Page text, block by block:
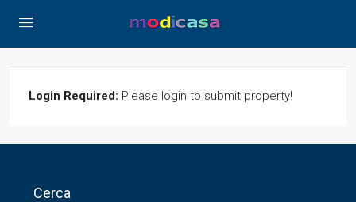
Login Required: Please login to submit property!
Cerca